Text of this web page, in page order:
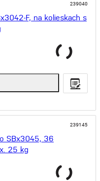
239040
F, na kolieskach s
239145
SBx3045, 36
25 kg